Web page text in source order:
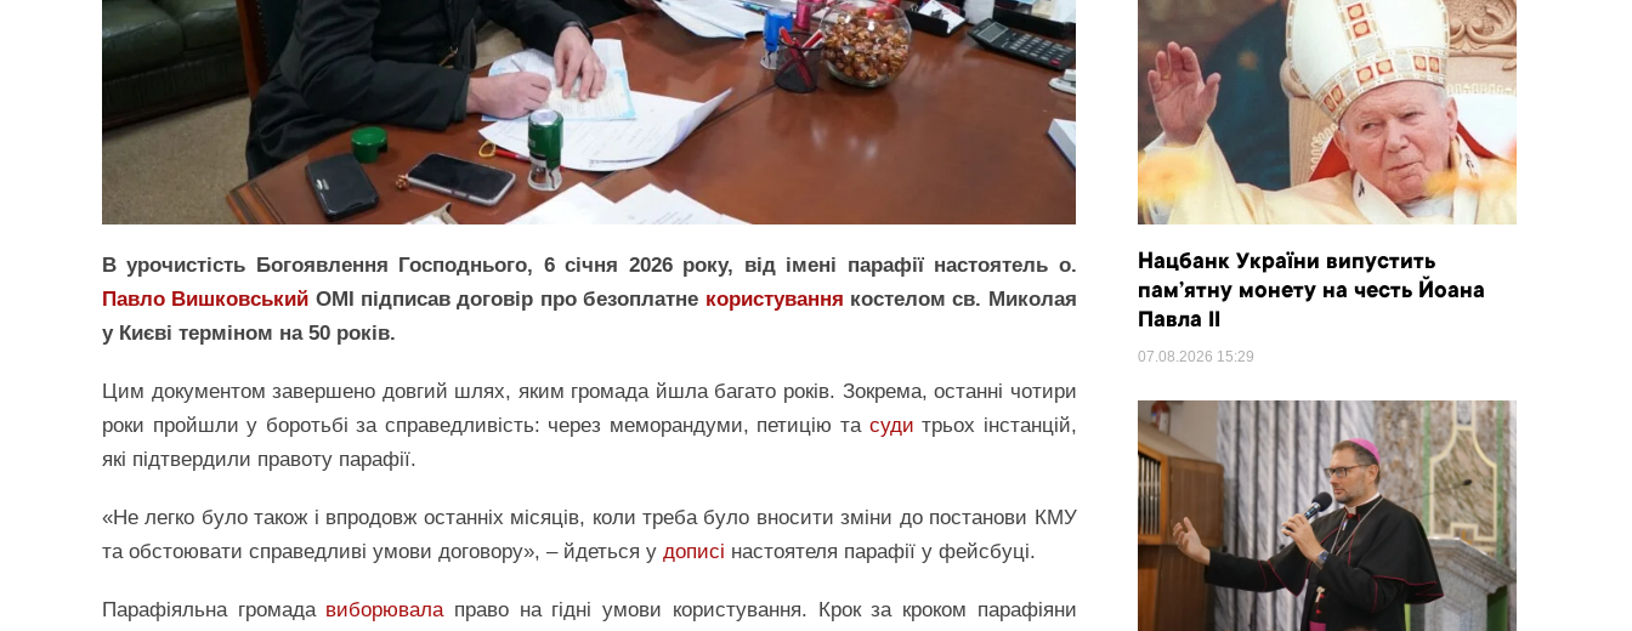
В урочистість Богоявлення Господнього, 6 січня 2026 року, від імені парафії настоятель о.
Павло Вишковський ОМІ підписав договір про безоплатне користування костелом св. Миколая
у Києві терміном на 50 років.
Цим документом завершено довгий шлях, яким громада йшла багато років. Зокрема, останні чотири
роки пройшли у боротьбі за справедливість: через меморандуми, петицію та суди трьох інстанцій,
які підтвердили правоту парафії.
«Не легко було також і впродовж останніх місяців, коли треба було вносити зміни до постанови КМУ
та обстоювати справедливі умови договору», – йдеться у дописі настоятеля парафії у фейсбуці.
Парафіяльна громада виборювалаправо на гідні умови користування. Крок за кроком парафіяни
Нацбанк України випустить
пам’ятну монету на честь Йоана
Павла II
07.08.2026 15:29